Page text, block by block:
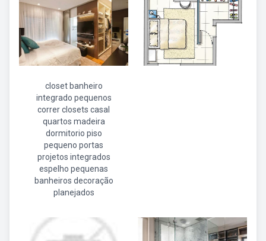
closet banheiro
integrado pequenos
correr closets casal
quartos madeira
dormitorio piso
pequeno portas
projetos integrados
espelho pequenas
banheiros decoração
planejados